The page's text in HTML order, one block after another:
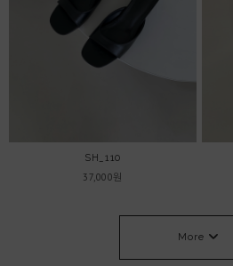
SH_110
37,000원
More